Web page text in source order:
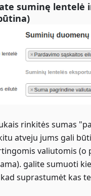
suminę lentelė
rinkitės sumas
atveju jums gali
valiutomis (o
galite sumuoti
suprastumėt kas